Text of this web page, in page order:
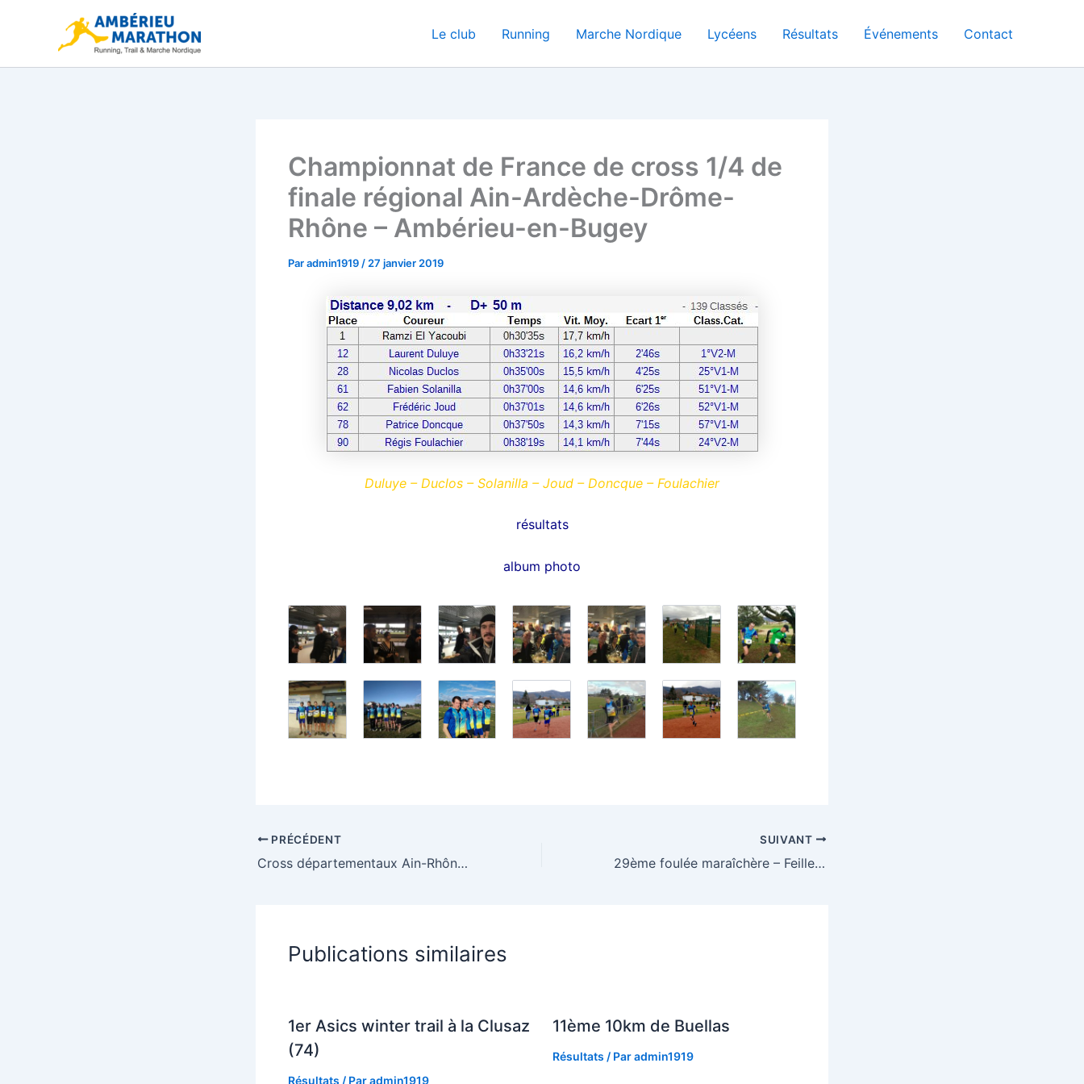
Le club Running Marche Nordique Lycéens Résultats Événements Contact
Championnat de France de cross 1/4 de
finale régional Ain-Ardèche-Drôme-
Rhône – Ambérieu-en-Bugey
Paradmin1919 / 27 janvier 2019
Duluye – Duclos – Solanilla – Joud – Doncque – Foulachier
résultats
album photo
PRÉCÉDENT
Cross départementaux Ain-Rhône – Saint-Priest (69)
SUIVANT
29ème foulée maraîchère – Feillens
Publications similaires
1er Asics winter trail à la Clusaz
(74)
Résultats / Paradmin1919
11ème 10km de Buellas
Résultats / Paradmin1919